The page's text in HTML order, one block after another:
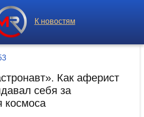
К новостям
Как аферист
себя за
космоса